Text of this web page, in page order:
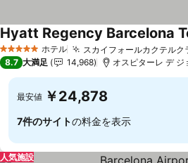
5 ホテルのランク
ホテル スカイフォールカクテルク
Hyatt Regency Barcelona
8.7 大満足 14,968 オスピターレ デ
最安値 ￥24,878
7件のサイトの料金を表示
人気施設